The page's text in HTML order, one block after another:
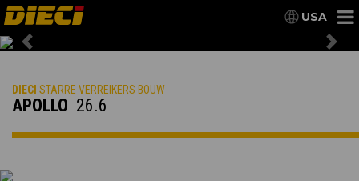
USA
Previous
DIECI STARRE VERREIKERS BOUW
APOLLO 26.6